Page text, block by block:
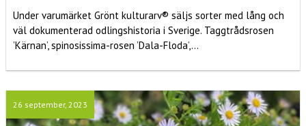
Under varumärket Grönt kulturarv® säljs sorter med lång och
väl dokumenterad odlingshistoria i Sverige. Taggtrådsrosen
’Kärnan’, spinosissima-rosen ’Dala-Floda’,...
26 september, 2023